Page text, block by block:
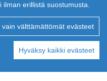
erillistä suostumusta.
vain välttämättömät evästeet
Hyväksy kaikki evästeet